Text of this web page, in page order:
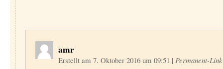
amr
Erstellt am 7. Oktober 2016 um 09:51 | Permanent-Link